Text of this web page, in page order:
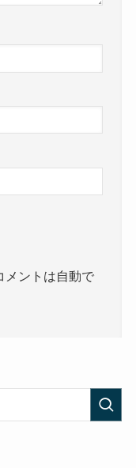
メントは自動で